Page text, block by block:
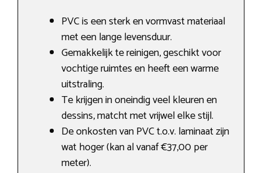
PVC is een sterk en vormvast materiaal
met een lange levensduur.
Gemakkelijk te reinigen, geschikt voor
vochtige ruimtes en heeft een warme
uitstraling.
Te krijgen in oneindig veel kleuren en
dessins, matcht met vrijwel elke stijl.
De onkosten van PVC t.o.v. laminaat zijn
wat hoger (kan al vanaf €37,00 per
meter).